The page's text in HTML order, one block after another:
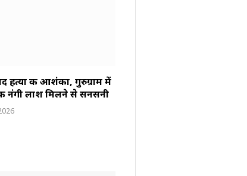
हत्या की आशंका, गुरुग्राम में
नंगी लाश मिलने से सनसनी